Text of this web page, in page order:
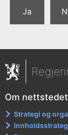
Ja
Om nettstedet
Strategi og